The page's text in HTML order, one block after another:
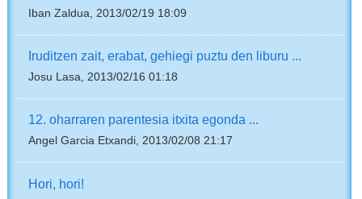
Iban Zaldua, 2013/02/19 18:09
Iruditzen zait, erabat, gehiegi puztu den liburu ...
Josu Lasa, 2013/02/16 01:18
12. oharraren parentesia itxita egonda ...
Angel Garcia Etxandi, 2013/02/08 21:17
Hori, hori!